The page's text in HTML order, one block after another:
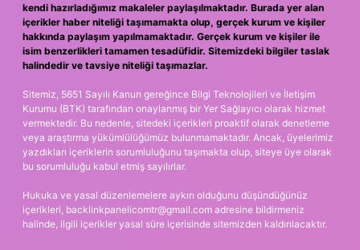
kendi hazırladığımız makaleler paylaşılmaktadır. Burada yer alan
içerikler haber niteliği taşımamakta olup, gerçek kurum ve kişiler
hakkında paylaşım yapılmamaktadır. Gerçek kurum ve kişiler ile
isim benzerlikleri tamamen tesadüfidir. Sitemizdeki bilgiler taslak
halindedir ve tavsiye niteliği taşımazlar.
Sitemiz, 5651 Sayılı Kanun gereğince Bilgi Teknolojileri ve İletişim
Kurumu (BTK) tarafından onaylanmış bir Yer Sağlayıcı olarak hizmet
vermektedir. Bu nedenle, sitedeki içerikleri proaktif olarak denetleme
veya araştırma yükümlülüğümüz bulunmamaktadır. Ancak, üyelerimiz
yazdıkları içeriklerin sorumluluğunu taşımakta olup, siteye üye olarak
bu sorumluluğu kabul etmiş sayılırlar.
Hukuka ve yasal düzenlemelere aykırı olduğunu düşündüğünüz
içerikleri, backlinkpanelicomtr@gmail.com adresine bildirmeniz
halinde, ilgili içerikler yasal süre içerisinde sitemizden kaldırılacaktır.